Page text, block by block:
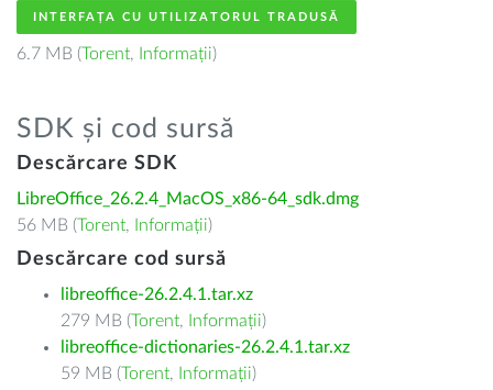
INTERFAȚA CU UTILIZATORUL TRADUSĂ
6.7 MB (Torent, Informații)
SDK și cod sursă
Descărcare SDK
LibreOffice_26.2.4_MacOS_x86-64_sdk.dmg
56 MB (Torent, Informații)
Descărcare cod sursă
libreoffice-26.2.4.1.tar.xz
279 MB (Torent, Informații)
libreoffice-dictionaries-26.2.4.1.tar.xz
59 MB (Torent, Informații)